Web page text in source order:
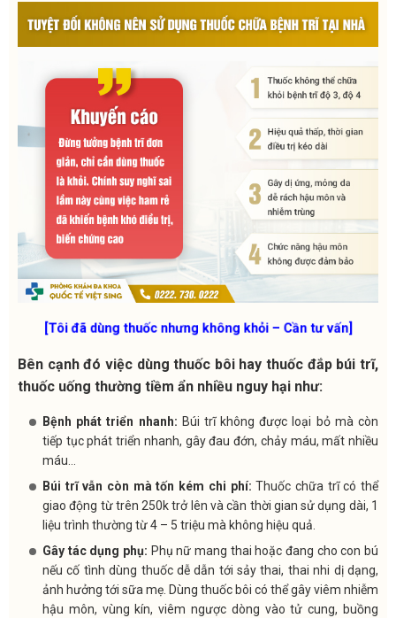
[Tôi đã dùng thuốc nhưng không khỏi – Cần tư vấn]
Bên cạnh đó việc dùng thuốc bôi hay thuốc đắp búi trĩ,
thuốc uống thường tiềm ẩn nhiều nguy hại như:
Bệnh phát triển nhanh: Búi trĩ không được loại bỏ mà còn
tiếp tục phát triển nhanh, gây đau đớn, chảy máu, mất nhiều
máu…
Búi trĩ vẫn còn mà tốn kém chi phí: Thuốc chữa trĩ có thể
giao động từ trên 250k trở lên và cần thời gian sử dụng dài, 1
liệu trình thường từ 4 – 5 triệu mà không hiệu quả.
Gây tác dụng phụ: Phụ nữ mang thai hoặc đang cho con bú
nếu cố tình dùng thuốc dễ dẫn tới sảy thai, thai nhi dị dạng,
ảnh hưởng tới sữa mẹ. Dùng thuốc bôi có thể gây viêm nhiễm
hậu môn, vùng kín, viêm ngược dòng vào tử cung, buồng